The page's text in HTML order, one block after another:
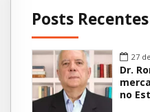
Posts Recentes
27
Dr.
no